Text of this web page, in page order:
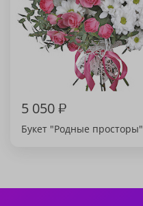
5 050₽
Букет "Родные просторы"